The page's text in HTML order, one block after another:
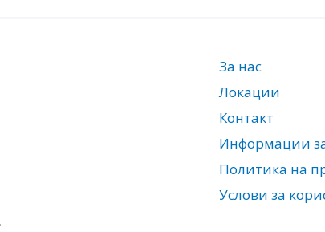
За нас
Локации
Контакт
Информации
Политика на
Услови за